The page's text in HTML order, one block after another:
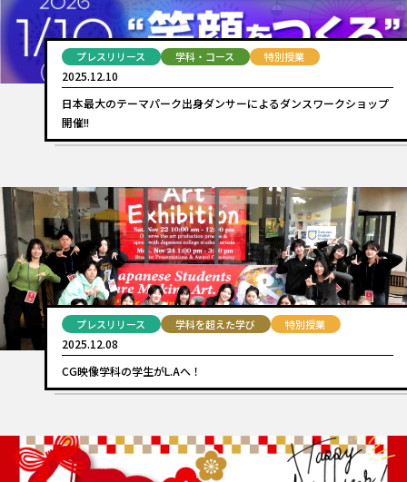
プレスリリース 学科・コース 特別授業
2025.12.10
日本最大のテーマパーク出身ダンサーによるダンスワークショップ
開催!!
プレスリリース 学科を超えた学び 特別授業
2025.12.08
CG映像学科の学生がL.Aへ！